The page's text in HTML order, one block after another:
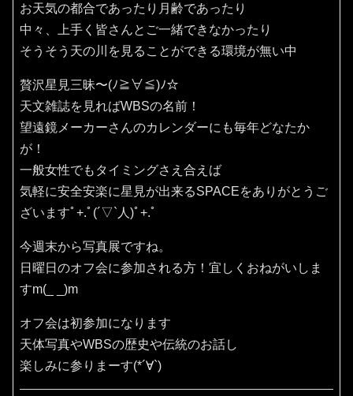
お天気の都合であったり月齢であったり
中々、上手く皆さんとご一緒できなかったり
そうそう天の川を見ることができる環境が無い中
贅沢星見三昧〜(ﾉ≧∀≦)ﾉ☆
天文雑誌を見ればWBSの名前！
望遠鏡メーカーさんのカレンダーにも毎年どなたか
が！
一般女性でもタイミングさえ合えば
気軽に安全安楽に星見が出来るSPACEをありがとうご
ざいますﾟ+.ﾟ(´▽`人)ﾟ+.ﾟ
今週末から写真展ですね。
日曜日のオフ会に参加される方！宜しくおねがいしま
すm(_ _)m
オフ会は初参加になります
天体写真やWBSの歴史や伝統のお話し
楽しみに参りまーす(*´∀`)